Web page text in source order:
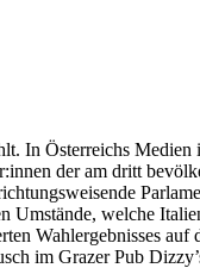
In Österreichs
der am dritt
welche
Wahlergebnisses
im Grazer Pub